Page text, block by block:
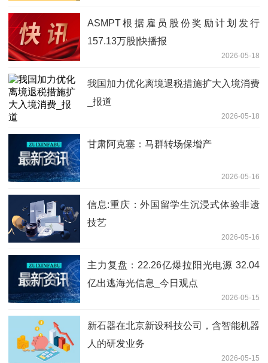
ASMPT根据雇员股份奖励计划发行
157.13万股|快播报
2026-05-18
我国加力优化离境退税措施扩大入境消费
_报道
2026-05-18
甘肃阿克塞：马群转场保增产
2026-05-16
信息:重庆：外国留学生沉浸式体验非遗
技艺
2026-05-16
主力复盘：22.26亿爆拉阳光电源 32.04
亿出逃海光信息_今日观点
2026-05-15
新石器在北京新设科技公司，含智能机器
人的研发业务
2026-05-15